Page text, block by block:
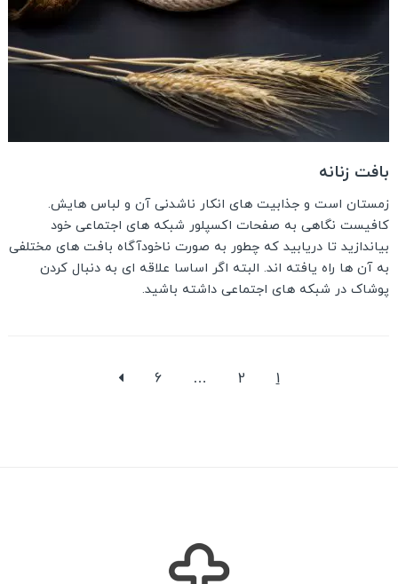
بافت زنانه
زمستان است و جذابیت های انکار ناشدنی آن و لباس هایش.
کافیست نگاهی به صفحات اکسپلور شبکه های اجتماعی خود
بیاندازید تا دریابید که چطور به صورت ناخودآگاه بافت های مختلفی
به آن ها راه یافته اند. البته اگر اساسا علاقه ای به دنبال کردن
پوشاک در شبکه های اجتماعی داشته باشید.
1
2
…
6